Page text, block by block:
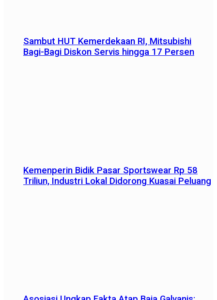
Sambut HUT Kemerdekaan RI, Mitsubishi
Bagi-Bagi Diskon Servis hingga 17 Persen
Kemenperin Bidik Pasar Sportswear Rp 58
Triliun, Industri Lokal Didorong Kuasai Peluang